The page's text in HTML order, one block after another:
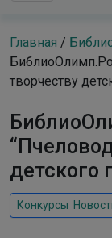
Главная /
творчеству
детского
Конкурсы